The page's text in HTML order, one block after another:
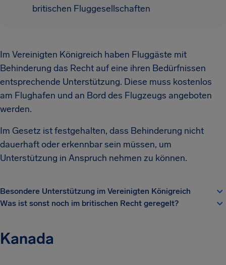
britischen Fluggesellschaften
Im Vereinigten Königreich haben Fluggäste mit
Behinderung das Recht auf eine ihren Bedürfnissen
entsprechende Unterstützung. Diese muss kostenlos
am Flughafen und an Bord des Flugzeugs angeboten
werden.
Im Gesetz ist festgehalten, dass Behinderung nicht
dauerhaft oder erkennbar sein müssen, um
Unterstützung in Anspruch nehmen zu können.
Besondere Unterstützung im Vereinigten Königreich
Was ist sonst noch im britischen Recht geregelt?
Kanada